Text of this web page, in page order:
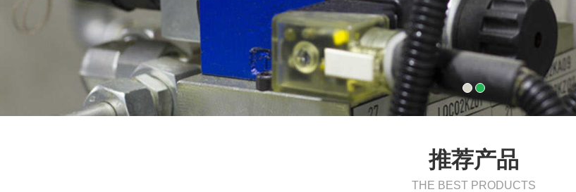
推荐产品
THE BEST PRODUCTS